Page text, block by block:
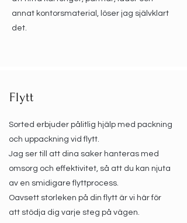
annat kontorsmaterial, löser jag självklart
det.
Flytt
Sorted erbjuder pålitlig hjälp med packning
och uppackning vid flytt.
Jag ser till att dina saker hanteras med
omsorg och effektivitet, så att du kan njuta
av en smidigare flyttprocess.
Oavsett storleken på din flytt är vi här för
att stödja dig varje steg på vägen.